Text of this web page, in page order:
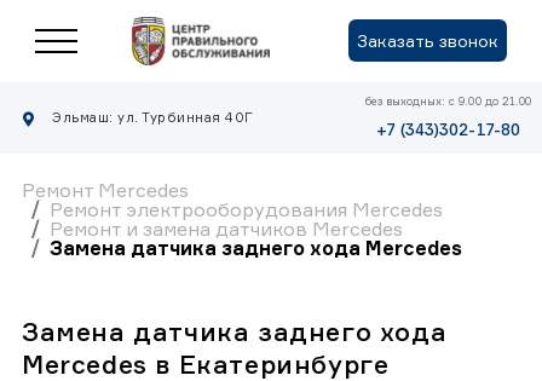
Заказать звонок
Эльмаш: ул. Турбинная 40Г
без выходных: с 9.00 до 21.00
+7 (343)302-17-80
Ремонт Mercedes
Ремонт электрооборудования Mercedes
Ремонт и замена датчиков Mercedes
Замена датчика заднего хода Mercedes
Замена датчика заднего хода
Mercedes в Екатеринбурге